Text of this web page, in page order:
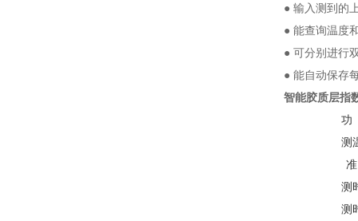
● 输入测到的
● 能查询温度
● 可分别进行
● 能自动保存
智能胶质层指
测
测
测